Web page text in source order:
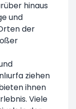
hinaus
und
der
ziehen
ihnen
Viele